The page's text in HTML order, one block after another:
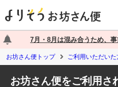
7月・8月は混み合うため、
お坊さん便トップ ご利用いただいた
お坊さん便をご利用さ